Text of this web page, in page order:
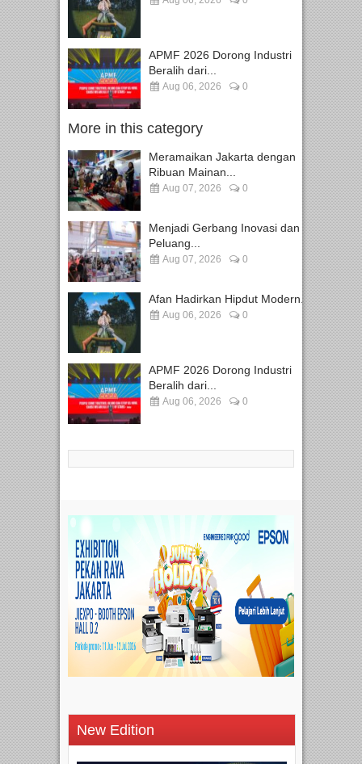
APMF 2026 Dorong Industri
Beralih dari...
Aug 06, 2026 0
More in this category
Meramaikan Jakarta dengan
Ribuan Mainan...
Aug 07, 2026 0
Menjadi Gerbang Inovasi dan
Peluang...
Aug 07, 2026 0
Afan Hadirkan Hipdut Modern...
Aug 06, 2026 0
APMF 2026 Dorong Industri
Beralih dari...
Aug 06, 2026 0
New Edition